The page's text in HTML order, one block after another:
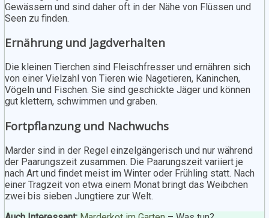
Gewässern und sind daher oft in der Nähe von Flüssen und
Seen zu finden.
Ernährung und Jagdverhalten
Die kleinen Tierchen sind Fleischfresser und ernähren sich
von einer Vielzahl von Tieren wie Nagetieren, Kaninchen,
Vögeln und Fischen. Sie sind geschickte Jäger und können
gut klettern, schwimmen und graben.
Fortpflanzung und Nachwuchs
Marder sind in der Regel einzelgängerisch und nur während
der Paarungszeit zusammen. Die Paarungszeit variiert je
nach Art und findet meist im Winter oder Frühling statt. Nach
einer Tragzeit von etwa einem Monat bringt das Weibchen
zwei bis sieben Jungtiere zur Welt.